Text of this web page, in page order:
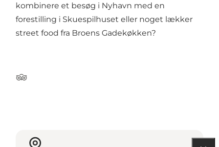
kombinere et besøg i Nyhavn med en
forestilling i Skuespilhuset eller noget lækker
street food fra Broens Gadekøkken?
Tripadvisor